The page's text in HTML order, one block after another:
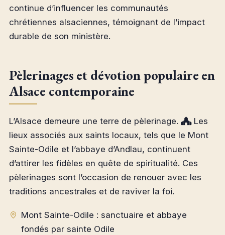
continue d’influencer les communautés
chrétiennes alsaciennes, témoignant de l’impact
durable de son ministère.
Pèlerinages et dévotion populaire en
Alsace contemporaine
L’Alsace demeure une terre de pèlerinage.
Les
lieux associés aux saints locaux, tels que le Mont
Sainte-Odile et l’abbaye d’Andlau, continuent
d’attirer les fidèles en quête de spiritualité. Ces
pèlerinages sont l’occasion de renouer avec les
traditions ancestrales et de raviver la foi.
Mont Sainte-Odile : sanctuaire et abbaye
fondés par sainte Odile